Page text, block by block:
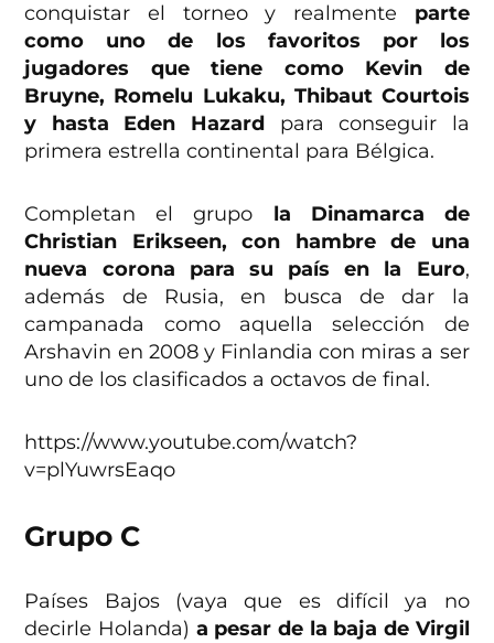
conquistar el torneo y realmente parte
como uno de los favoritos por los
jugadores que tiene como Kevin de
Bruyne, Romelu Lukaku, Thibaut Courtois
y hasta Eden Hazard para conseguir la
primera estrella continental para Bélgica.
Completan el grupo la Dinamarca de
Christian Erikseen, con hambre de una
nueva corona para su país en la Euro,
además de Rusia, en busca de dar la
campanada como aquella selección de
Arshavin en 2008 y Finlandia con miras a ser
uno de los clasificados a octavos de final.
https://www.youtube.com/watch?
v=plYuwrsEaqo
Grupo C
Países Bajos (vaya que es difícil ya no
decirle Holanda) a pesar de la baja de Virgil